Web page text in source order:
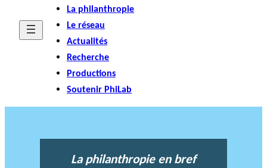
La philanthropie
Le réseau
Actualités
Recherche
Productions
Soutenir PhiLab
La philanthropie en bref